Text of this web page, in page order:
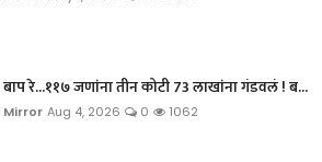
बाप रे...११७ जणांना तीन कोटी 73 लाखांना गंडवलं ! ब...
Mirror Aug 4, 2026 0 1062